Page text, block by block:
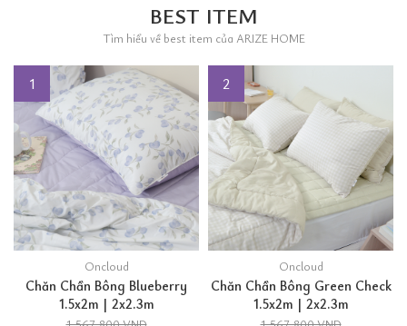
BEST ITEM
Tìm hiểu về best item của ARIZE HOME
1
Oncloud
Chăn Chần Bông Blueberry
1.5x2m | 2x2.3m
2
Oncloud
Chăn Chần Bông Green Check
1.5x2m | 2x2.3m